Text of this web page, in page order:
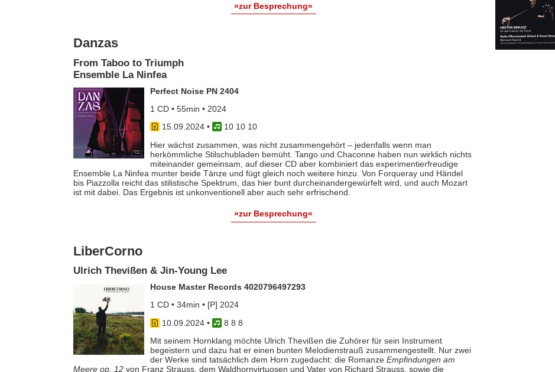
»zur Besprechung«
Danzas
From Taboo to Triumph
Ensemble La Ninfea
Perfect Noise PN 2404
1 CD • 55min • 2024
15.09.2024•
10 10 10
Hier wächst zusammen, was nicht zusammengehört – jedenfalls wenn man
herkömmliche Stilschubladen bemüht. Tango und Chaconne haben nun wirklich nichts
miteinander gemeinsam, auf dieser CD aber kombiniert das experimentierfreudige
Ensemble La Ninfea munter beide Tänze und fügt gleich noch weitere hinzu. Von Forqueray und Händel
bis Piazzolla reicht das stilistische Spektrum, das hier bunt durcheinandergewürfelt wird, und auch Mozart
ist mit dabei. Das Ergebnis ist unkonventionell aber auch sehr erfrischend.
»zur Besprechung«
LiberCorno
Ulrich Thevißen & Jin-Young Lee
House Master Records 4020796497293
1 CD • 34min • [P] 2024
10.09.2024•
8 8 8
Mit seinem Hornklang möchte Ulrich Thevißen die Zuhörer für sein Instrument
begeistern und dazu hat er einen bunten Melodienstrauß zusammengestellt. Nur zwei
der Werke sind tatsächlich dem Horn zugedacht: die Romanze Empfindungen am
Meere op. 12von Franz Strauss, dem Waldhornvirtuosen und Vater von Richard Strauss, sowie die